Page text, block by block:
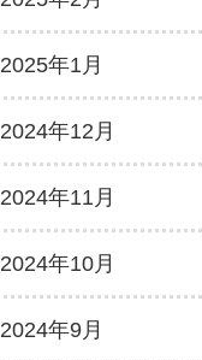
2025年1月
2024年12月
2024年11月
2024年10月
2024年9月